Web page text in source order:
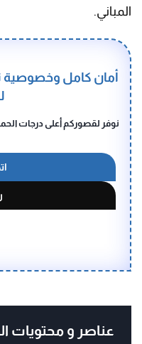
المباني.
أمان كامل وخصوصية
نوفر لقصوركم أعلى درجات
عناصر و محتويات